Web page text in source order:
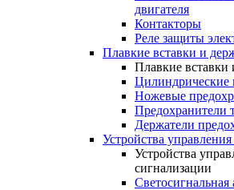
двигателя
Контакторы
Реле защиты
Плавкие вставки и
Плавкие вставки
Цилиндрические
Ножевые
Предохранители
Держатели
Устройства
Устройства
сигнализации
Светосигнальная